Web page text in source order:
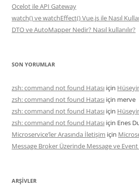
Ocelot ile API Gateway
watch() ve watchEffect() Vue.js ile Nasıl
DTO ve AutoMapper Nedir? Nasıl kullanılır?
SON YORUMLAR
zsh: command not found Hatası için
zsh: command not found Hatası için merve
zsh: command not found Hatası için
zsh: command not found Hatası için Enes
Microservice’ler Arasında İletişim için
Message Broker Üzerinde Message ve Event
ARŞIVLER